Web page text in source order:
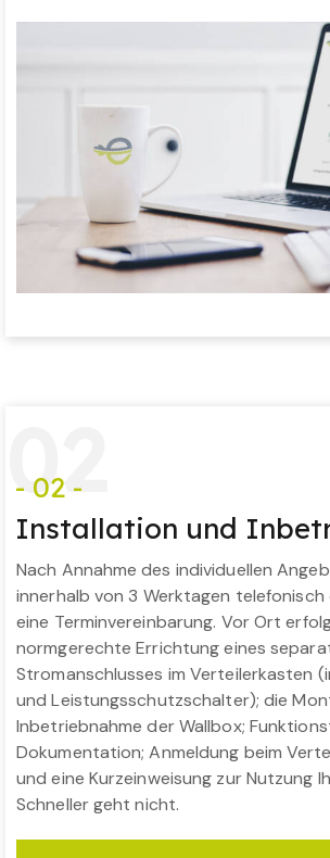
02
- 02 -
Installation und
Nach Annahme des individuellen
innerhalb von 3 Werktagen telefonisch
eine Terminvereinbarung. Vor Ort
normgerechte Errichtung eines
Stromanschlusses im Verteilerkasten
und Leistungsschutzschalter); die
Inbetriebnahme der Wallbox;
Dokumentation; Anmeldung beim
und eine Kurzeinweisung zur Nutzung
Schneller geht nicht.